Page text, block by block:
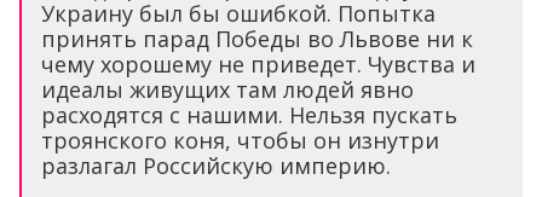
Украину был бы ошибкой. Попытка
принять парад Победы во Львове ни к
чему хорошему не приведет. Чувства и
идеалы живущих там людей явно
расходятся с нашими. Нельзя пускать
троянского коня, чтобы он изнутри
разлагал Российскую империю.